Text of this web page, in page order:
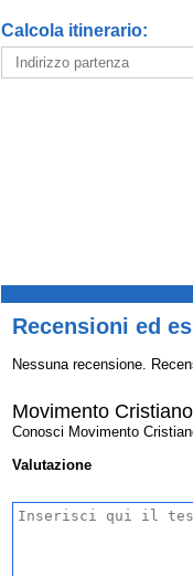
Calcola itinerario:
Recensioni ed
Nessuna recensione.
Movimento
Conosci Movimento
Valutazione